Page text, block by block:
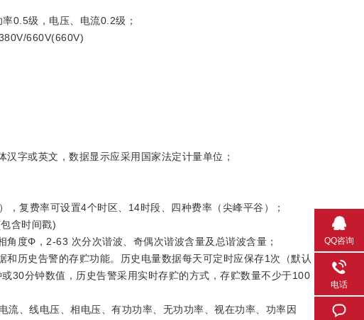
0.5级，电压、电流0.2级；
660V(660V)
或英文，数据显示应采用国家法定计量单位；
费率可设置4个时区、14时段、四种费率（尖峰平谷）；
含时间戳)
度Φ，2-63 次分次谐波、奇偶次谐波含量及总谐波含量；
史告警的存贮功能。历史电量数据每天可定时应保存1次（默认
30分钟数值，历史告警采用实时存贮的方式，存贮数量不少于100
线电压、相电压、有功功率、无功功率、视在功率、功率因
QQ咨询
电话